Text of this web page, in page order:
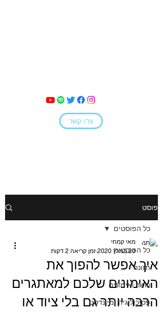
צרו קשר
פוסט
כל הפוסטים
תזונה
כושר ואימונים
פסיכולוגיה ומיינדסט
כל הפוסטים
איך אפשר להפוך את
האימונים שלכם למאתגרים
הרבה יותר גם בלי ציוד או
מאי קמחי
20 במרץ 2020
זמן קריאה 2 דקות